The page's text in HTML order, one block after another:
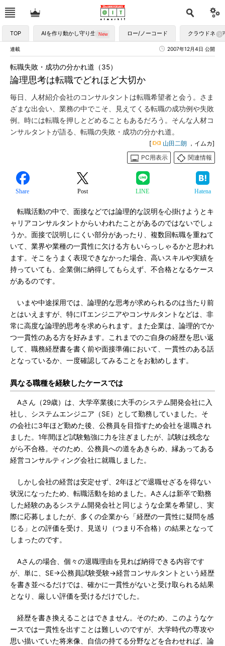
TOP AIを作り動かし守り生かす ロー/ノーコード クラウドネイ
連載 2007年12月4日 公開
論理思考は転職でどれほど大切か
転職失敗・成功の分かれ道（35）
毎日、人材紹介会社のコンサルタントは転職希望者と会う。さま
ざまな出会い、業務の中でこそ、見えてくる転職の成功例や失敗
例。時には転職を押しとどめることもあるだろう。そんな人材コ
ンサルタントが語る、転職の失敗・成功の分かれ道。
[ 山田二朗 ，イムカ]
PC用表示
関連情報
Share Post LINE Hatena
転職活動の中で、面接などでは論理的な説明を心掛けようとキ
ャリアコンサルタントからいわれたことがあるのではないでしょ
うか。面接で説明しにくい部分があったり、複数回転職を重ねて
いて、業界や業種の一貫性に欠ける方もいらっしゃるかと思われ
ます。そこをうまく表現できなかった場合、高いスキルや実績を
持っていても、企業側に納得してもらえず、不合格となるケース
があるのです。
いまや中途採用では、論理的な思考が求められるのは当たり前
とはいえますが、特にITエンジニアやコンサルタントなどは、非
常に高度な論理的思考を求められます。また企業は、論理的でか
つ一貫性のある方を好みます。これまでのご自身の経歴を思い返
して、職務経歴書を書く前や面接準備において、一貫性のある話
となっているか、一度確認してみることをお勧めします。
異なる職種を経験したケースでは
Aさん（29歳）は、大学卒業後に大手のシステム開発会社に入
社し、システムエンジニア（SE）として勤務していました。そ
の会社に3年ほど勤めた後、公務員を目指すため会社を退職され
ました。1年間ほど試験勉強に力を注ぎましたが、試験は残念な
がら不合格。そのため、公務員への道をあきらめ、縁あってある
経営コンサルティング会社に就職しました。
しかし会社の経営は安定せず、2年ほどで退職せざるを得ない
状況になったため、転職活動を始めました。Aさんは新卒で勤務
した経験のあるシステム開発会社と同じような企業を希望し、実
際に応募しましたが、多くの企業から「経歴の一貫性に疑問を感
じる」との評価を受け、見送り（つまり不合格）の結果となって
しまったのです。
Aさんの場合、個々の退職理由を見れば納得できる内容です
が、単に、SE→公務員試験受験→経営コンサルタントという経歴
を書き並べるだけでは、確かに一貫性がないと受け取られる結果
となり、厳しい評価を受けるだけでした。
経歴を書き換えることはできません。そのため、このようなケ
ースでは一貫性を出すことは難しいのですが、大学時代の専攻や
思い描いていた将来像、自信の持てる分野などを合わせれば、論